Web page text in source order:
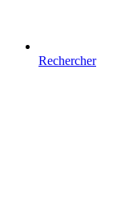
Rechercher